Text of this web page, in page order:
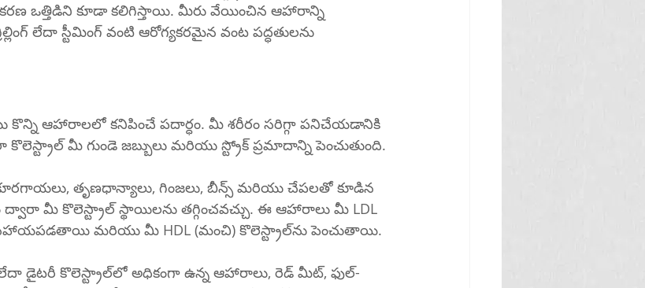
ఒత్తిడిని కూడా కలిగిస్తాయి. మీరు వేయించిన ఆహారాన్ని
లేదా స్టీమింగ్ వంటి ఆరోగ్యకరమైన వంట పద్ధతులను
కొన్ని ఆహారాలలో కనిపించే పదార్ధం. మీ శరీరం సరిగ్గా పనిచేయడానికి
మీ గుండె జబ్బులు మరియు స్ట్రోక్ ప్రమాదాన్ని పెంచుతుంది.
తృణధాన్యాలు, గింజలు, బీన్స్ మరియు చేపలతో కూడిన
మీ కొలెస్ట్రాల్ స్థాయిలను తగ్గించవచ్చు. ఈ ఆహారాలు మీ LDL
(చెడు) కొలెస్ట్రాల్‌ను తగ్గించడంలో సహాయపడతాయి మరియు మీ HDL (మంచి) కొలెస్ట్రాల్‌ను పెంచుతాయి.
ఉన్న ఆహారాలు, రెడ్ మీట్, ఫుల్-